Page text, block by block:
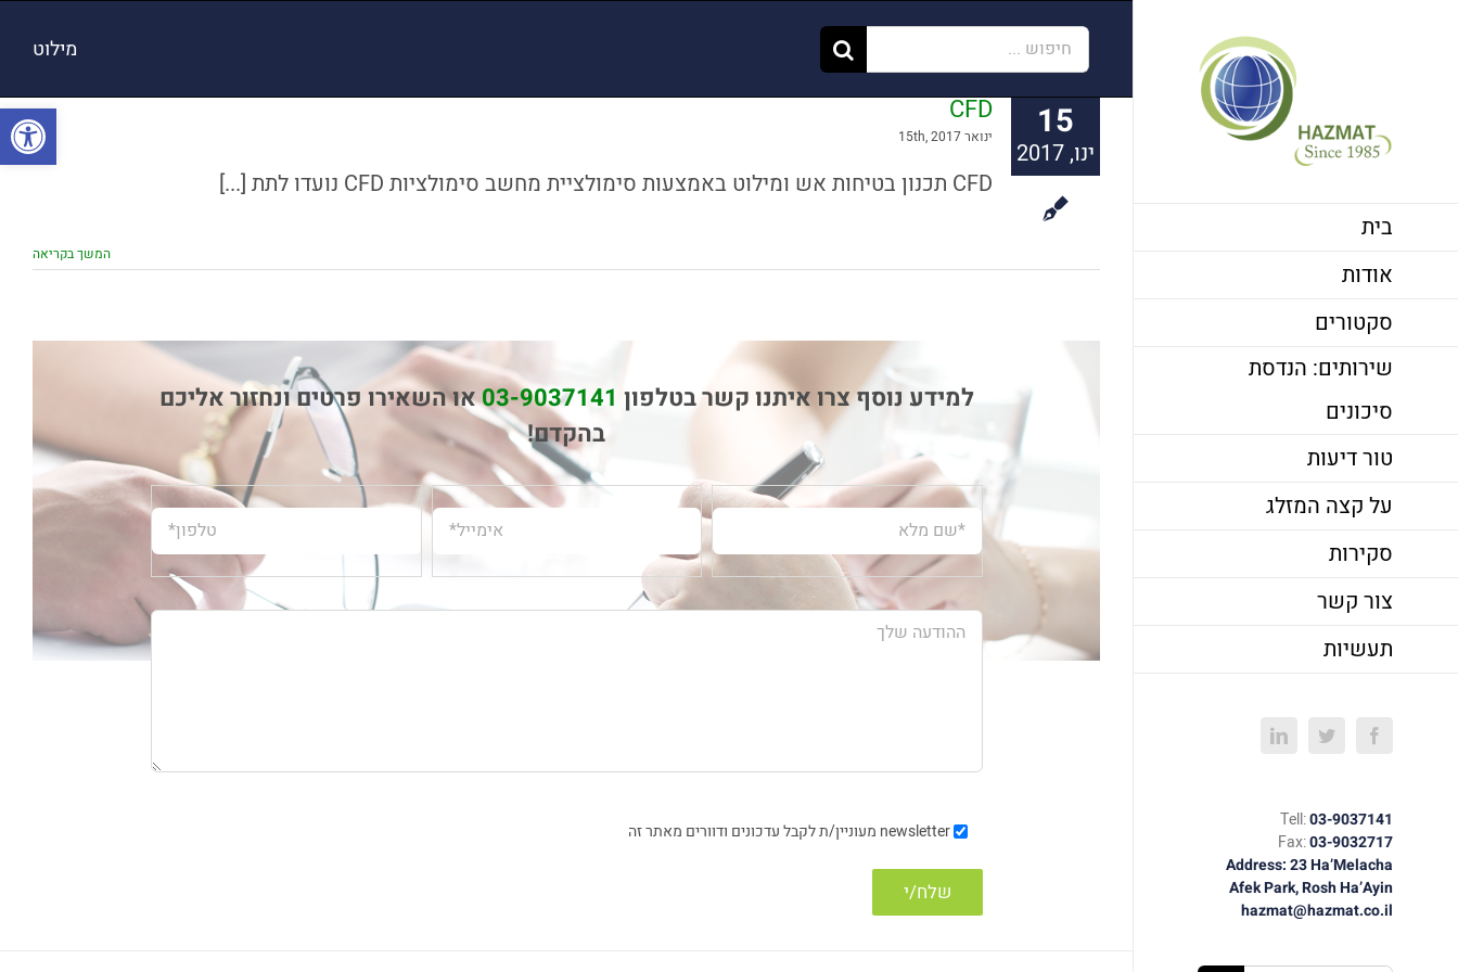
פתח
בית
אודות
סקטורים
שירותים: הנדסת
סיכונים
טור דיעות
על קצה המזלג
סקירות
צור קשר
תעשיות
Facebook
Twitter
LinkedIn
Tell:03-9037141
Fax:03-9032717
Address: 23 Ha’Melacha
Afek Park, Rosh Ha’Ayin
hazmat@hazmat.co.il
מילוט חיפוש...
15
ינו, 2017
CFD
ינואר 15th, 2017
CFD תכנון בטיחות אש ומילוט באמצעות סימולציית מחשב סימולציות CFD נועדו לתת [...]
המשך בקריאה
למידע נוסף צרו איתנו קשר בטלפון 03-9037141או השאירו פרטים ונחזור אליכם
בהקדם!
newsletter מעוניין/ת לקבל עדכונים ודוורים מאתר זה